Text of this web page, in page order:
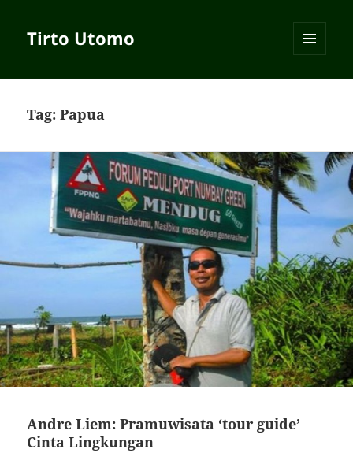
Tirto Utomo
Tag:Papua
Andre Liem: Pramuwisata ‘tour guide’
Cinta Lingkungan